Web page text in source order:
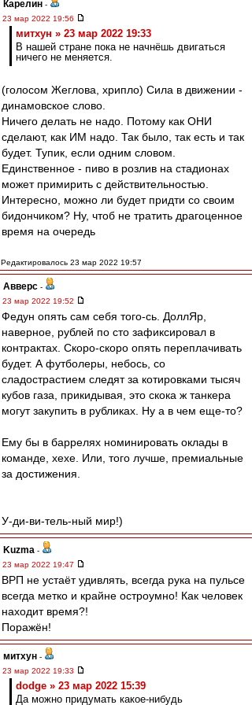
Карелин -
23 мар 2022 19:56
митхун » 23 мар 2022 19:33
В нашей стране пока не начнёшь двигаться
ничего не меняется.
(голосом Жеглова, хрипло) Сила в движении -
динамовское слово.
Ничего делать не надо. Потому как ОНИ
сделают, как ИМ надо. Так было, так есть и так
будет. Тупик, если одним словом.
Единственное - пиво в розлив на стадионах
может примирить с действительностью.
Интересно, можно ли будет придти со своим
бидончиком? Ну, чтоб не тратить драгоценное
время на очередь
Редактировалось 23 мар 2022 19:57
Авверс -
23 мар 2022 19:52
Федун опять сам себя того-сь. ДоллЯр,
наверное, рублей по сто зафиксировал в
контрактах. Скоро-скоро опять переплачивать
будет. А футболеры, небось, со
сладострастием следят за котировками тысяч
кубов газа, прикидывая, это скока ж танкера
могут закупить в рубликах. Ну а в чем еще-то?
Ему бы в баррелях номинировать оклады в
команде, хехе. Или, того лучше, премиальные
за достижения.
У-ди-ви-тель-ный мир!)
Kuzma -
23 мар 2022 19:47
ВРП не устаёт удивлять, всегда рука на пульсе
всегда метко и крайне остроумно! Как человек
находит время?!
Поражён!
митхун -
23 мар 2022 19:33
dodge » 23 мар 2022 15:39
Да можно придумать какое-нибудь